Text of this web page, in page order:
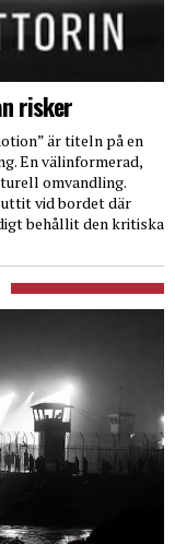
risker
är titeln på en
En välinformerad,
omvandling.
vid bordet där
behållit den kritiska